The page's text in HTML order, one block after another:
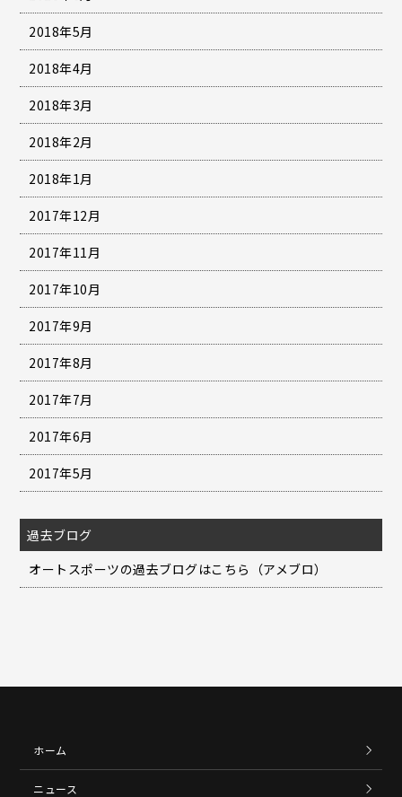
2018年5月
2018年4月
2018年3月
2018年2月
2018年1月
2017年12月
2017年11月
2017年10月
2017年9月
2017年8月
2017年7月
2017年6月
2017年5月
過去ブログ
オートスポーツの過去ブログはこちら（アメブロ）
ホーム
ニュース